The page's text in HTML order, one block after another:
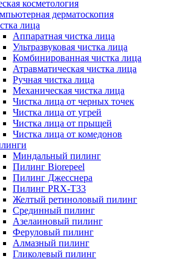
косметология
дерматоскопия
лица
Аппаратная чистка лица
Ультразвуковая чистка лица
Комбинированная чистка лица
Атравматическая чистка лица
Ручная чистка лица
Механическая чистка лица
Чистка лица от черных точек
Чистка лица от угрей
Чистка лица от прыщей
Чистка лица от комедонов
Миндальный пилинг
Пилинг Biorepeel
Пилинг Джесснера
Пилинг PRX-T33
Желтый ретиноловый пилинг
Срединный пилинг
Азелаиновый пилинг
Феруловый пилинг
Алмазный пилинг
Гликолевый пилинг